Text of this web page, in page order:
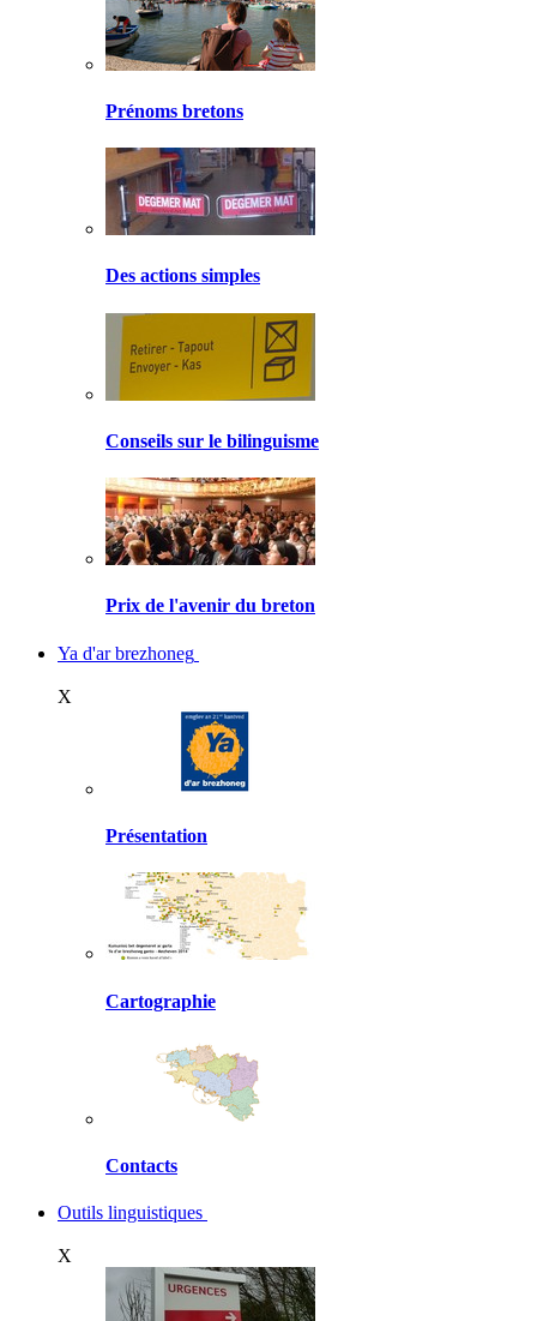
Prénoms bretons
Des actions simples
Conseils sur le bilinguisme
Prix de l'avenir du breton
Ya d'ar brezhoneg
X
Présentation
Cartographie
Contacts
Outils linguistiques
X